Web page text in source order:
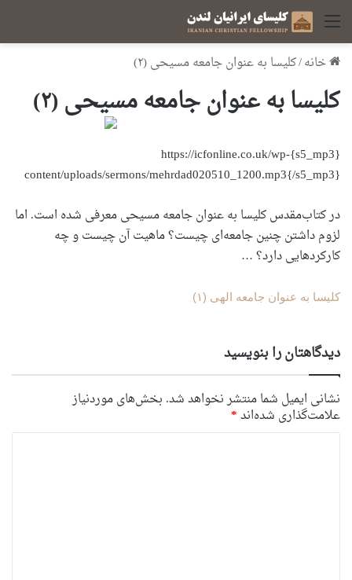
منو
خانه/کلیسا به عنوان جامعه مسیحی (۲)
کلیسا به عنوان جامعه مسیحی (۲)
{s5_mp3}https://icfonline.co.uk/wp-
content/uploads/sermons/mehrdad020510_1200.mp3{/s5_mp3}
در کتاب‌مقدس کلیسا به عنوان جامعه مسیحی معرفی شده است. اما
لزوم داشتن چنین جامعه‌ای چیست؟ ماهیت آن چیست و چه
کارکردهایی دارد؟ …
کلیسا به عنوان جامعه الهی (۱)
دیدگاهتان را بنویسید
نشانی ایمیل شما منتشر نخواهد شد. بخش‌های موردنیاز
علامت‌گذاری شده‌اند*